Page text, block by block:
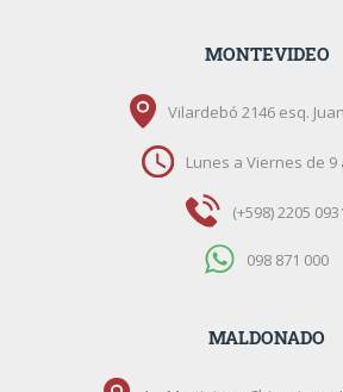
MONTEVIDEO
Vilardebó 2146 esq.
Lunes a Viernes de 9
(+598) 2205
098 871 000
MALDONADO